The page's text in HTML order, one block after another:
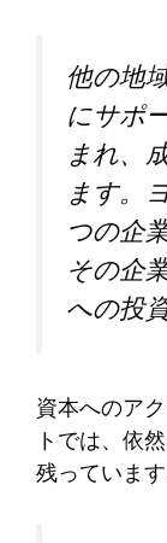
他の地
にサポ
まれ、
ます。
つの企
その企
への投
資本へのア
トでは、依
残っています